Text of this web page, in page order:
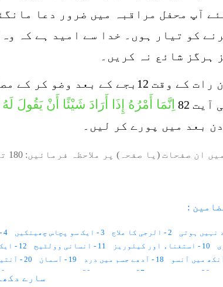
آپ محفل مراقبہ میں ضرور دعا
کو تیار ہوں۔ خدا سے امید ہے کہ
ہرگز شائع نہ کریں۔
جواب: آپ دونوں صاحبان رات کے
اِنَّمَا أَمْرُهُ إِذَا أَرَادَ شَيْئًا أَنْ يَقُولَ
ان صفحات (یا صفحہ) پر ملاحظہ فرمائیں: 180
:
2 - الرجی کا علاج 3 - ایک سو پچاس چھینکیں 4 - اداسی
10 - استغناء اور کیلوریز 11 - انسانی وولٹیج 12 - ایک لاکھ خواہشات
18 - آدھے جسم میں درد 19 - آسمان 20 - آنتیں
26 - اندھی محبت 27 - استخارہ 28 - ایک عجیب بیماری 29 -
سارے